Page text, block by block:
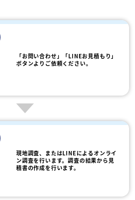
「お問い合わせ」「LINEお見積もり」
ボタンよりご依頼ください。
現地調査、またはLINEによるオンライ
ン調査を行います。調査の結果から見
積書の作成を行います。